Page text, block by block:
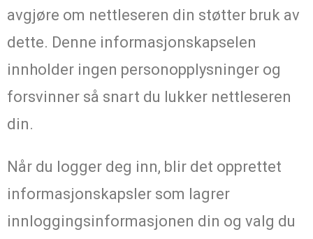
avgjøre om nettleseren din støtter bruk av
dette. Denne informasjonskapselen
innholder ingen personopplysninger og
forsvinner så snart du lukker nettleseren
din.
Når du logger deg inn, blir det opprettet
informasjonskapsler som lagrer
innloggingsinformasjonen din og valg du